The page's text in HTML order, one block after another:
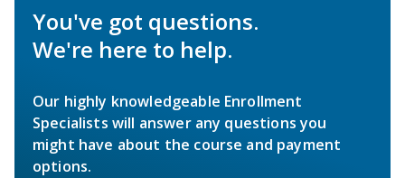
You've got questions.
We're here to help.
Our highly knowledgeable Enrollment
Specialists will answer any questions you
might have about the course and payment
options.